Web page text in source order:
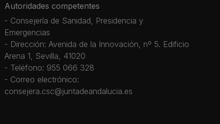
Autoridades competentes
- Consejería de Sanidad, Presidencia y
Emergencias
- Dirección: Avenida de la Innovación, nº 5. Edificio
Arena 1, Sevilla, 41020
- Teléfono: 955 066 328
- Correo electrónico:
consejera.csc@juntadeandalucia.es